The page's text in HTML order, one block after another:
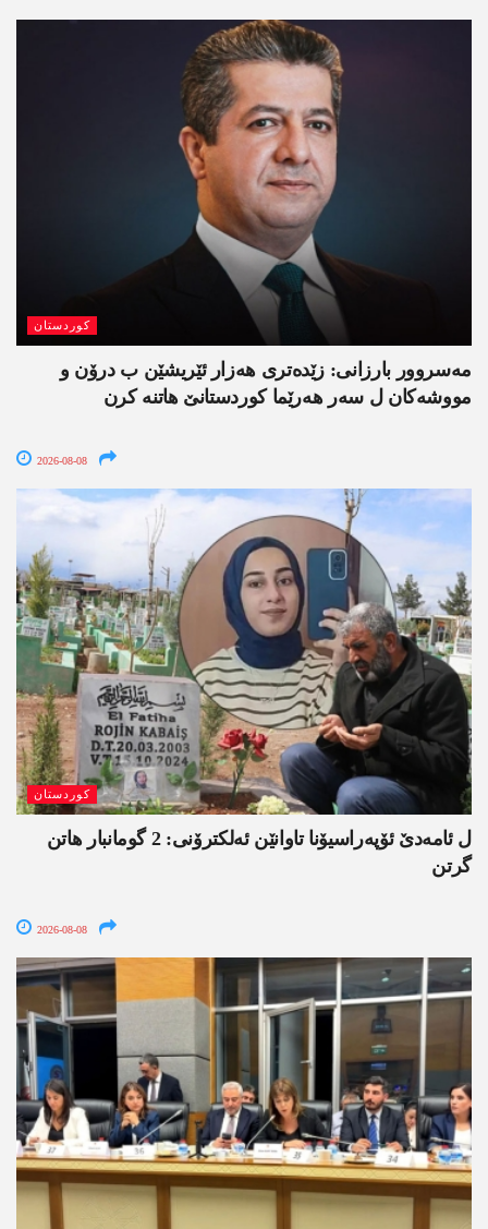
کوردستان
مەسروور بارزانی: زێدەتری ھەزار ئێریشێن ب درۆن و
مووشەکان ل سەر ھەرێما کوردستانێ ھاتنە کرن
2026-08-08
کوردستان
ل ئامەدێ ئۆپەراسیۆنا تاوانێن ئەلکترۆنی: 2 گومانبار ھاتن
گرتن
2026-08-08